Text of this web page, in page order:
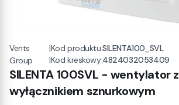
Vents
Group
|Kod produktu:SILENTA100_SVL
|Kod kreskowy:4824032053409
SILENTA 100SVL - wentylator z
wyłącznikiem sznurkowym